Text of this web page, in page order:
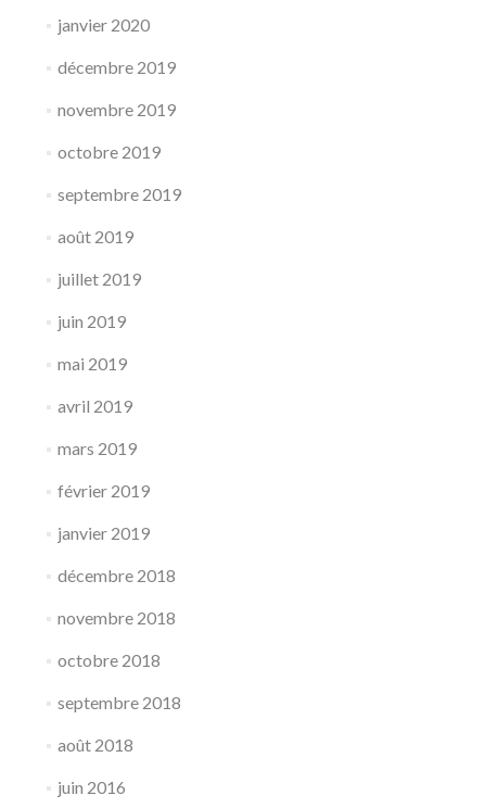
janvier 2020
décembre 2019
novembre 2019
octobre 2019
septembre 2019
août 2019
juillet 2019
juin 2019
mai 2019
avril 2019
mars 2019
février 2019
janvier 2019
décembre 2018
novembre 2018
octobre 2018
septembre 2018
août 2018
juin 2016